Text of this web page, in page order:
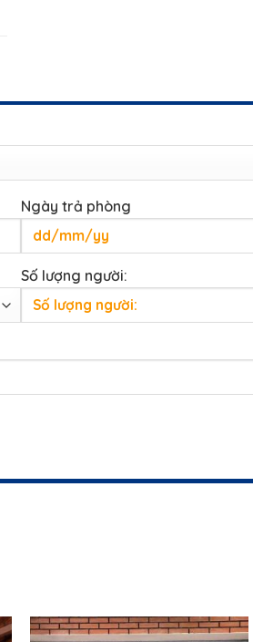
Ngày trả phòng
Số lượng người: